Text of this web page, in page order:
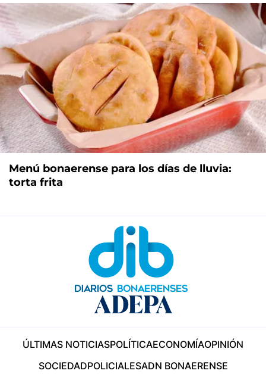
Menú bonaerense para los días de lluvia:
torta frita
ÚLTIMAS NOTICIASPOLÍTICAECONOMÍAOPINIÓN
SOCIEDADPOLICIALESADN BONAERENSE